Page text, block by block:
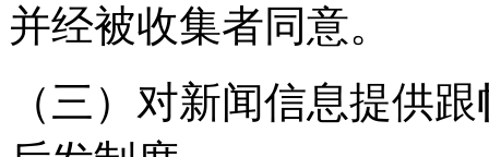
并经被收集者同意。
（三）对新闻信息提供